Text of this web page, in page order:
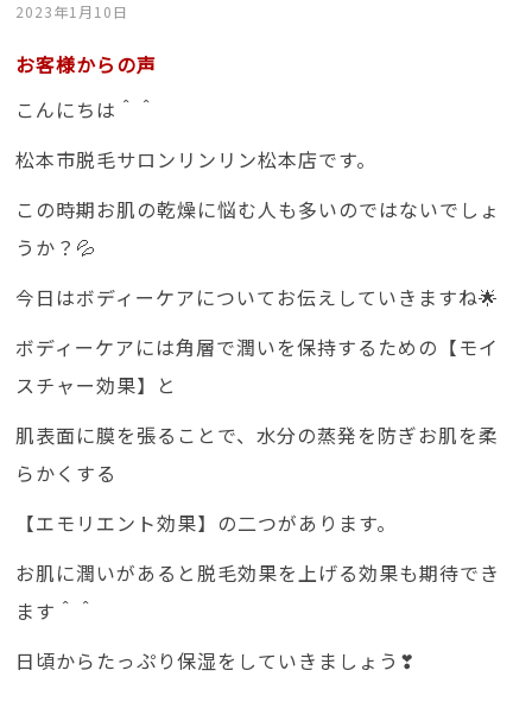
2023年1月10日
お客様からの声
こんにちは＾＾
松本市脱毛サロンリンリン松本店です。
この時期お肌の乾燥に悩む人も多いのではないでしょ
うか？💦
今日はボディーケアについてお伝えしていきますね🌟
ボディーケアには角層で潤いを保持するための【モイ
スチャー効果】と
肌表面に膜を張ることで、水分の蒸発を防ぎお肌を柔
らかくする
【エモリエント効果】の二つがあります。
お肌に潤いがあると脱毛効果を上げる効果も期待でき
ます＾＾
日頃からたっぷり保湿をしていきましょう❣